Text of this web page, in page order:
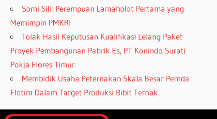
Somi Sili: Perempuan Lamaholot Pertama yang
Memimpin PMKRI
Tolak Hasil Keputusan Kualifikasi Lelang Paket
Proyek Pembangunan Pabrik Es, PT Konindo Surati
Pokja Flores Timur
Membidik Usaha Peternakan Skala Besar Pemda
Flotim Dalam Target Produksi Bibit Ternak